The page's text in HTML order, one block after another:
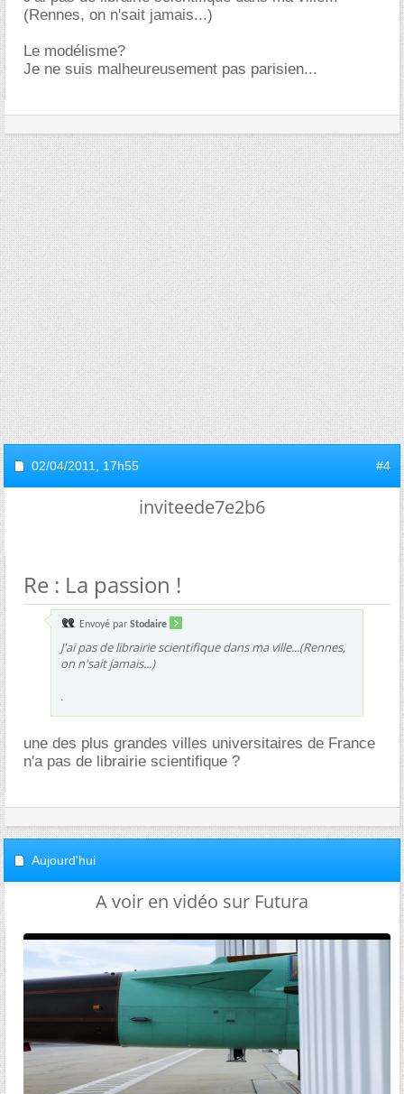
(Rennes, on n'sait jamais...)
Le modélisme?
Je ne suis malheureusement pas parisien...
02/04/2011, 17h55 #4
inviteede7e2b6
Re : La passion !
Envoyé par Stodaire
J'ai pas de librairie scientifique dans ma ville...(Rennes,
on n'sait jamais...)
.
une des plus grandes villes universitaires de France
n'a pas de librairie scientifique ?
Aujourd'hui
A voir en vidéo sur Futura